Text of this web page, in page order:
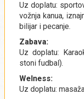
Uz doplatu:
vožnja kanua,
bilijar i pecanje.
Zabava:
Uz doplatu:
stoni fudbal).
Welness:
Uz doplatu: